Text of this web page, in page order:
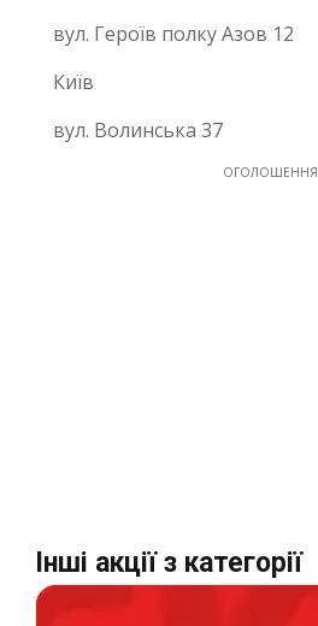
вул. Героїв полку Азов 12
Київ
вул. Волинська 37
ОГОЛОШЕННЯ
Інші акції з категорії